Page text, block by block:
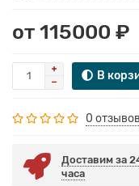
от 115000 ₽
В
0 отзывов
Доставим за
часа